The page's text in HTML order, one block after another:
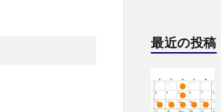
最近の投稿